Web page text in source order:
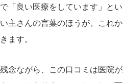
で「良い医療をしています」と
い主さんの言葉のほうが、これ
きます。
残念ながら、この口コミは医院